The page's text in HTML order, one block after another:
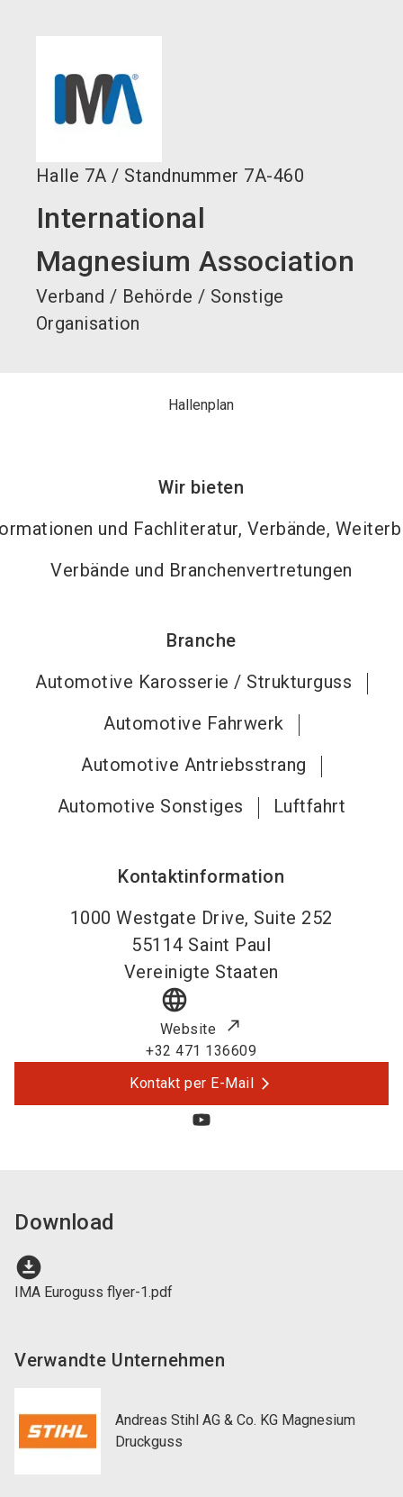
Halle 7A / Standnummer 7A-460
International
Magnesium Association
Verband / Behörde / Sonstige
Organisation
Hallenplan
Wir bieten
und Fachliteratur, Verbände,
Verbände und Branchenvertretungen
Branche
Automotive Karosserie / Strukturguss
Automotive Fahrwerk
Automotive Antriebsstrang
Automotive Sonstiges
Luftfahrt
Kontaktinformation
1000 Westgate Drive, Suite 252
55114 Saint Paul
Vereinigte Staaten
language
Website
+32 471 136609
Kontakt per E-Mail
Download
download_for_offline
IMA Euroguss flyer-1.pdf
Verwandte Unternehmen
Andreas Stihl AG & Co. KG Magnesium
Druckguss